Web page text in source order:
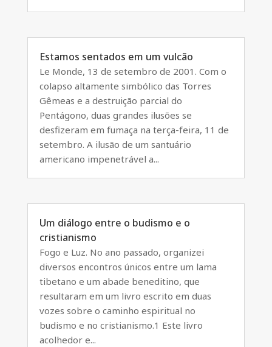
Estamos sentados em um vulcão
Le Monde, 13 de setembro de 2001. Com o
colapso altamente simbólico das Torres
Gêmeas e a destruição parcial do
Pentágono, duas grandes ilusões se
desfizeram em fumaça na terça-feira, 11 de
setembro. A ilusão de um santuário
americano impenetrável a...
Um diálogo entre o budismo e o
cristianismo
Fogo e Luz. No ano passado, organizei
diversos encontros únicos entre um lama
tibetano e um abade beneditino, que
resultaram em um livro escrito em duas
vozes sobre o caminho espiritual no
budismo e no cristianismo.1 Este livro
acolhedor e...